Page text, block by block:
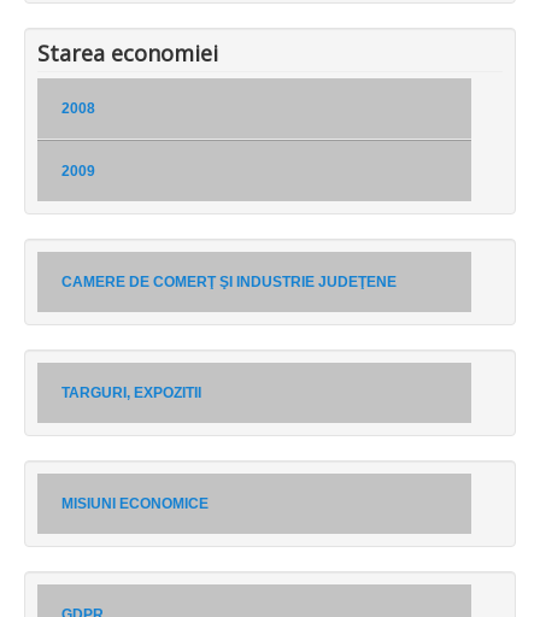
Starea economiei
2008
2009
CAMERE DE COMERŢ ŞI INDUSTRIE JUDEŢENE
TARGURI, EXPOZITII
MISIUNI ECONOMICE